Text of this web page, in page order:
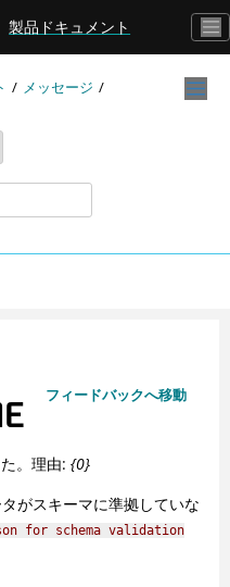
製品ドキュメント
メッセージ
フィードバックへ移動
。理由: {0}
がスキーマに準拠していな
for schema validation